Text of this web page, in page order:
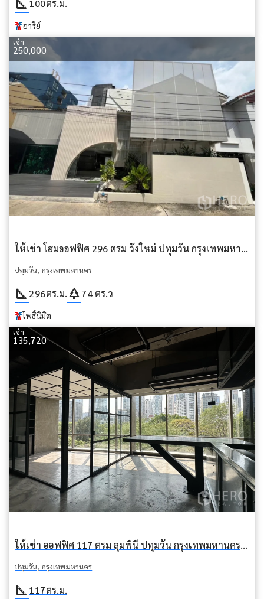
square_foot 100ตร.ม.
อารีย์
เช่า
250,000
ให้เช่า โฮมออฟฟิศ 296 ตรม วังใหม่ ปทุมวัน กรุงเทพมหานคร BTS โพธิ์นิมิต
ปทุมวัน, กรุงเทพมหานคร
square_foot 296ตร.ม.park74 ตร.ว
โพธิ์นิมิต
เช่า
135,720
ให้เช่า ออฟฟิศ 117 ตรม ลุมพินี ปทุมวัน กรุงเทพมหานคร BTS เพลินจิต
ปทุมวัน, กรุงเทพมหานคร
square_foot 117ตร.ม.